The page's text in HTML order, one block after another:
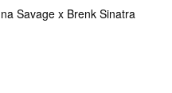
Savage x Brenk Sinatra